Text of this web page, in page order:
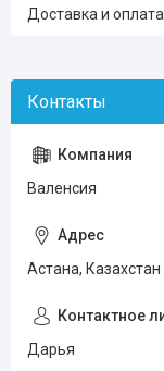
Доставка и оплата
Валенсия
Астана, Казахстан
Дарья